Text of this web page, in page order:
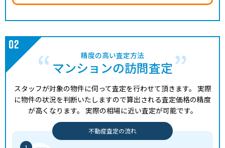
精度の高い査定方法
マンションの訪問査定
スタッフが対象の物件に伺って査定を行わせて頂きます。 実際
に物件の状況を判断いたしますので算出される査定価格の精度
が高くなります。 実際の相場に近い査定が可能です。
不動産査定の流れ